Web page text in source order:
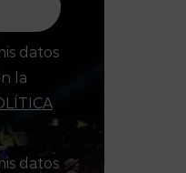
datos
la
datos